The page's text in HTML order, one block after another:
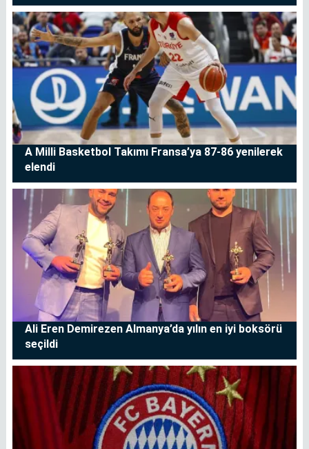
A Milli Basketbol Takımı Fransa’ya 87-86 yenilerek
elendi
Ali Eren Demirezen Almanya’da yılın en iyi boksörü
seçildi